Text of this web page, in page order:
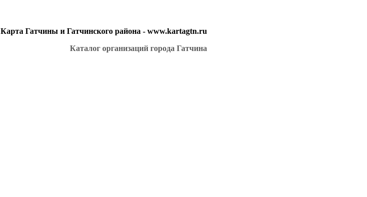
Карта Гатчины и Гатчинского района - www.kartagtn.ru
Каталог организаций города Гатчина